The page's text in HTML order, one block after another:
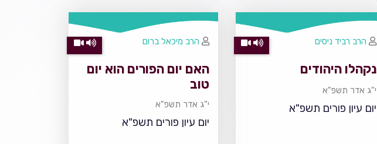
נקהלו היהודים
י"ג אדר תשפ"א
יום עיון פורים תשפ"א
הרב רביד ניסים
האם יום הפורים הוא יום
טוב
י"ג אדר תשפ"א
יום עיון פורים תשפ"א
הרב מיכאל ברום